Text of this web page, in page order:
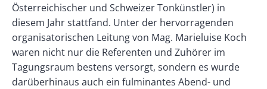
Österreichischer und Schweizer Tonkünstler) in
diesem Jahr stattfand. Unter der hervorragenden
organisatorischen Leitung von Mag. Marieluise Koch
waren nicht nur die Referenten und Zuhörer im
Tagungsraum bestens versorgt, sondern es wurde
darüberhinaus auch ein fulminantes Abend- und